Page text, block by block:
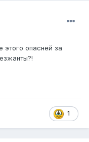
этого опасней за
1